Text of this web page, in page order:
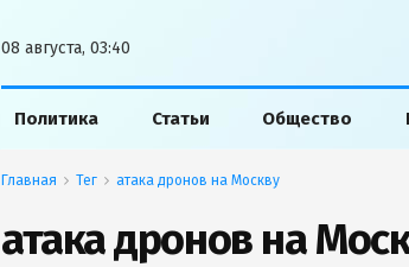
08 августа, 03:40
Политика Статьи Общество
Главная Тег атака дронов на Москву
атака дронов на